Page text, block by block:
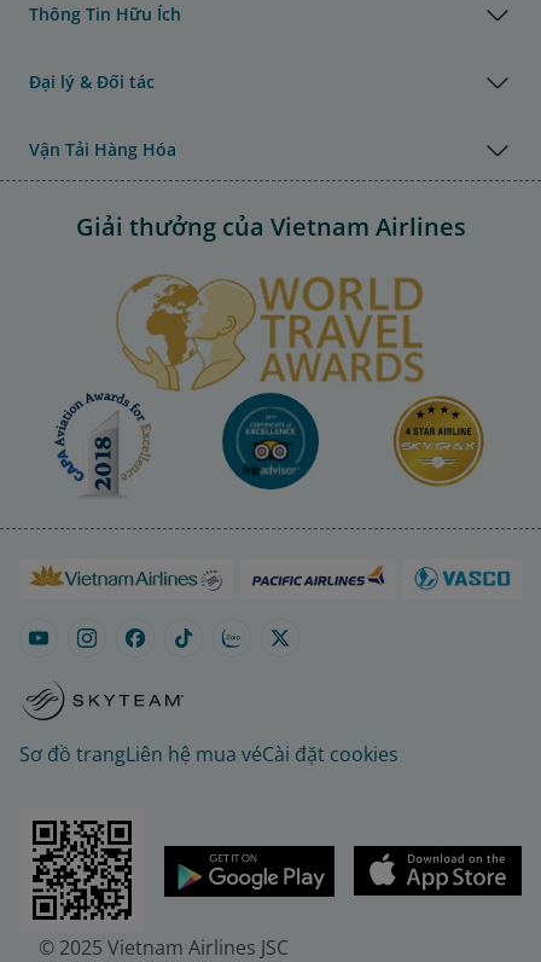
Thông Tin Hữu Ích
Đại lý & Đối tác
Vận Tải Hàng Hóa
Giải thưởng của Vietnam Airlines
Sơ đồ trangLiên hệ mua véCài đặt cookies
© 2025 Vietnam Airlines JSC